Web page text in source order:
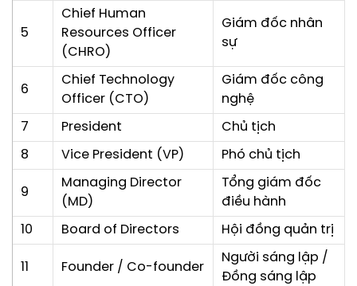
5
Chief Human
Resources Officer
(CHRO)
Giám đốc nhân
sự
6
Chief Technology
Officer (CTO)
Giám đốc công
nghệ
7 President Chủ tịch
8 Vice President (VP) Phó chủ tịch
9
Managing Director
(MD)
Tổng giám đốc
điều hành
10 Board of Directors Hội đồng quản trị
11 Founder / Co-founder
Người sáng lập /
Đồng sáng lập